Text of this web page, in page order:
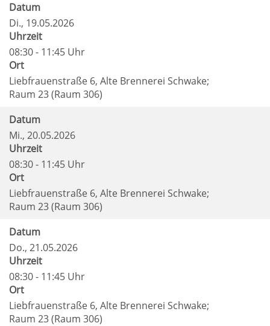
Datum
Di., 19.05.2026
Uhrzeit
08:30 - 11:45 Uhr
Ort
Liebfrauenstraße 6, Alte Brennerei Schwake;
Raum 23 (Raum 306)
Datum
Mi., 20.05.2026
Uhrzeit
08:30 - 11:45 Uhr
Ort
Liebfrauenstraße 6, Alte Brennerei Schwake;
Raum 23 (Raum 306)
Datum
Do., 21.05.2026
Uhrzeit
08:30 - 11:45 Uhr
Ort
Liebfrauenstraße 6, Alte Brennerei Schwake;
Raum 23 (Raum 306)